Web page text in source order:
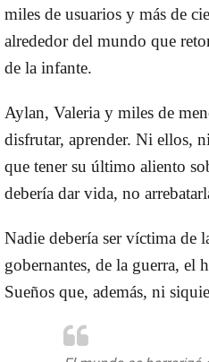
miles de usuarios y más de
alrededor del mundo que
de la infante.
Aylan, Valeria y miles de
disfrutar, aprender. Ni ellos,
que tener su último aliento
debería dar vida, no
Nadie debería ser víctima de
gobernantes, de la guerra, el
Sueños que, además, ni